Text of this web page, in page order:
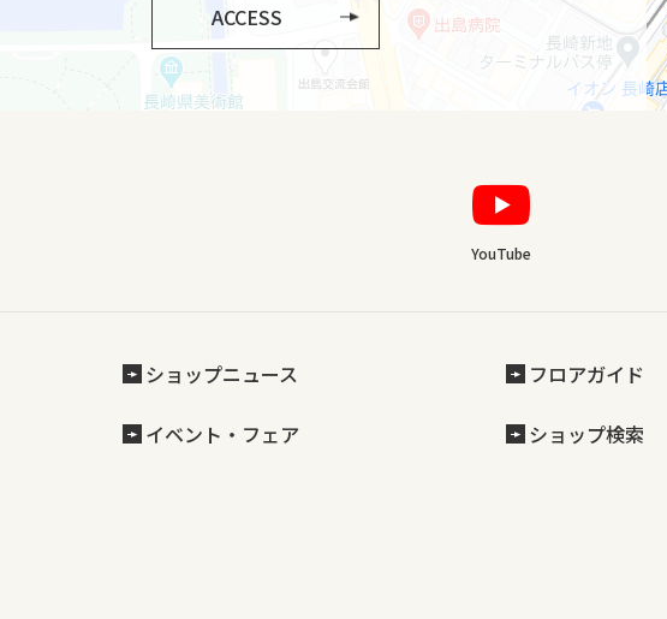
ACCESS
YouTube
ショップニュース
イベント・フェア
フロアガイド
ショップ検索